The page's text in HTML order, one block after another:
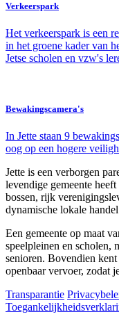
Verkeerspark
Het verkeerspark is een
in het groene kader van
Jetse scholen en vzw's
Bewakingscamera's
In Jette staan 9
oog op een hogere
Jette is een verborgen
levendige gemeente
bossen, rijk
dynamische lokale
Een gemeente op maat
speelpleinen en scholen,
senioren. Bovendien
openbaar vervoer, zodat
Transparantie